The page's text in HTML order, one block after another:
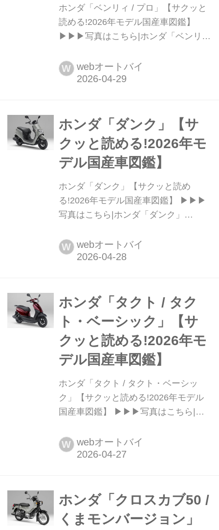
ホンダ「ベンリィ / プロ」【サクッと
読める!2026年モデル国産車図鑑】
▶▶▶写真はこちら|ホンダ「ベンリィ
BENLY PRO 税込価格:24万2000円 /
25万3000円 全長×全幅×全
高:...
W webオートバイ
ホンダ「ダンク」【サ
クッと読める!2026年モ
デル国産車図鑑】
ホンダ「ダンク」【サクッと読め
る!2026年モデル国産車図鑑】 ▶▶▶
写真はこちら|ホンダ「ダンク」
長×全幅×全高:1675×700×1040mm ホ
イールベース:1180mm シート
2014年のデビュー以来長...
W webオートバイ
ホンダ「タクト / タク
ト・ベーシック」【サ
クッと読める!2026年モ
デル国産車図鑑】
ホンダ「タクト / タクト・ベーシッ
ク」【サクッと読める!2026年モデル
国産車図鑑】 ▶▶▶写真はこちら|ホ
Honda TACT / TACT Basic 税込価
格:19万2500円 / 17万9300円 全長×全
mm 車両重...
W webオートバイ
ホンダ「クロスカブ50 /
くまモンバージョン」